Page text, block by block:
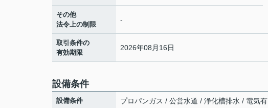
その他
法令上の制限
-
取引条件の
有効期限
2026年08月16日
設備条件
設備条件 プロパンガス / 公営水道 / 浄化槽排水 / 電気有